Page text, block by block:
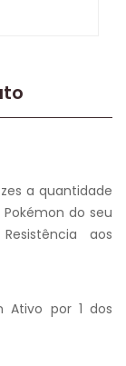
a quantidade
do seu
aos
Ativo por 1 dos